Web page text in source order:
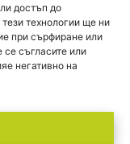
достъп до
технологии ще ни
при сърфиране или
се съгласите или
негативно на